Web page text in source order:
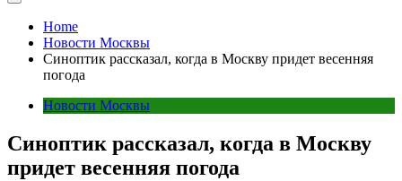
Home
Новости Москвы
Синоптик рассказал, когда в Москву придет весенняя
погода
Новости Москвы
Синоптик рассказал, когда в Москву
придет весенняя погода